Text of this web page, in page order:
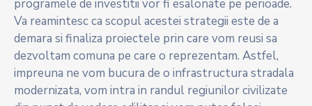
programele de investitii vor fi esalonate pe perioade.
Va reamintesc ca scopul acestei strategii este de a
demara si finaliza proiectele prin care vom reusi sa
dezvoltam comuna pe care o reprezentam. Astfel,
impreuna ne vom bucura de o infrastructura stradala
modernizata, vom intra in randul regiunilor civilizate